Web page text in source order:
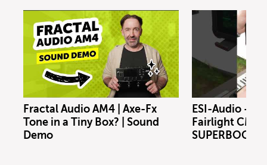
Fractal Audio AM4 | Axe-Fx
Tone in a Tiny Box? | Sound
Demo
ESI-Audio -
Fairlight CMI